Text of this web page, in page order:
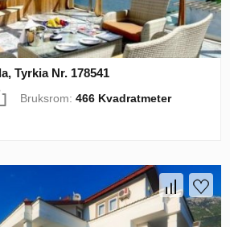
Tyrkia Nr. 178541
Bruksrom:466 Kvadratmeter